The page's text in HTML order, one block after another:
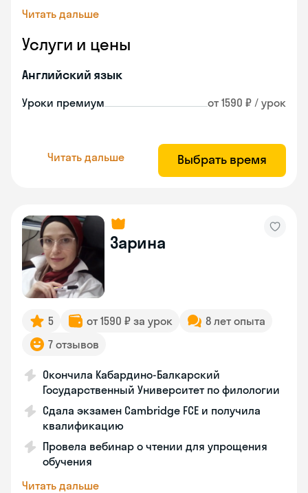
Читать дальше
Услуги и цены
Английский язык
Уроки премиум от 1590 ₽ / урок
Читать дальше Выбрать время
Зарина
5 от 1590 ₽ за урок
8 лет опыта
7 отзывов
Окончила Кабардино-Балкарский
Государственный Университет по филологии
Сдала экзамен Cambridge FCE и получила
квалификацию
Провела вебинар о чтении для упрощения
обучения
Читать дальше